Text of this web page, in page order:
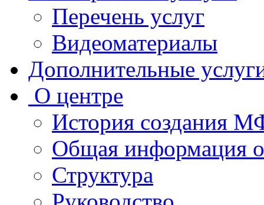
Перечень услуг
Видеоматериалы
Дополнительные
О центре
История создания
Общая
Структура